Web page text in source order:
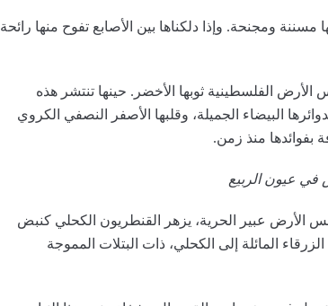
مسننة ومجنحة. وإذا دلكناها بين الأصابع تفوح منها رائحة
الفلسطينية ثوبها الأخضر. حينها تنتشر هذه
البيضاء الجميلة، وقلبها الأصفر النصفي الكروي
منذ زمن.
في عيون الربيع
الأرض عبير الحرية، يزهر القنطريون الكحلي كنبض
المائلة إلى الكحلي، ذات البتلات المموجة